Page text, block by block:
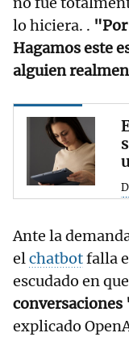
lo hiciera. . "Por
Hagamos este
alguien
Ante la
elchatbotfalla
escudado en que
explicado